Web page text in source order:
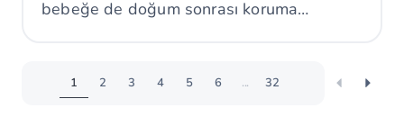
bebeğe de doğum sonrası koruma
1 2 3 4 5 6 ... 32